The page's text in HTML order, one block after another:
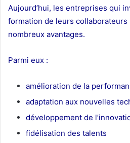
Aujourd’hui, les entreprises qui
formation de leurs
nombreux avantages.
Parmi eux :
amélioration de la
adaptation aux nouvelles
développement de
fidélisation des talents